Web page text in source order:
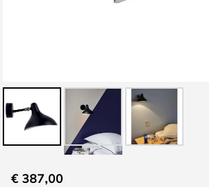
naar
€ 387,00